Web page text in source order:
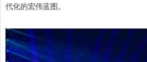
代化的宏伟蓝图。